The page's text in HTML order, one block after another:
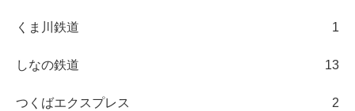
くま川鉄道 1
しなの鉄道 13
つくばエクスプレス 2